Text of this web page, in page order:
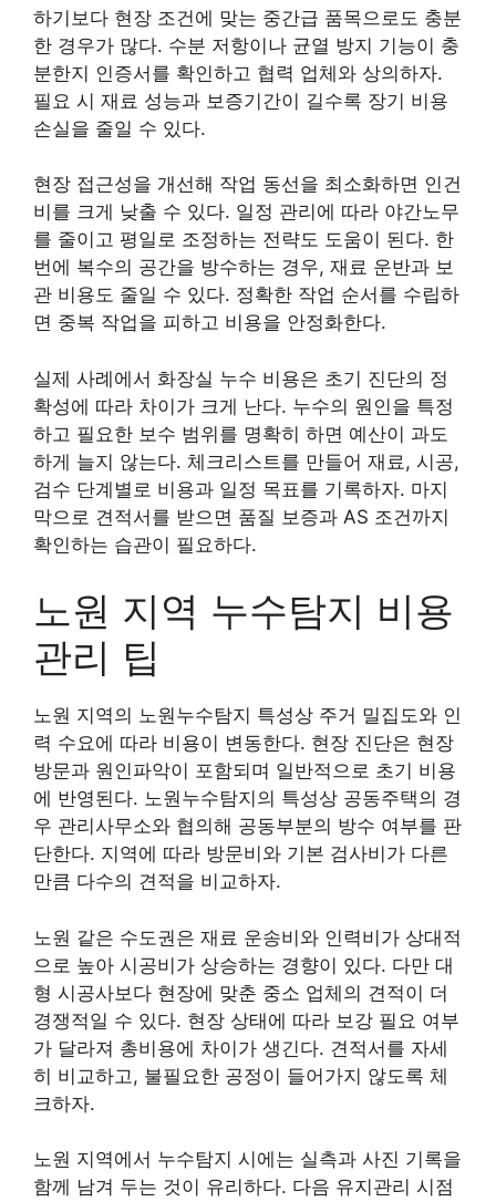
하기보다 현장 조건에 맞는 중간급 품목으로도 충분
한 경우가 많다. 수분 저항이나 균열 방지 기능이 충
분한지 인증서를 확인하고 협력 업체와 상의하자.
필요 시 재료 성능과 보증기간이 길수록 장기 비용
손실을 줄일 수 있다.
현장 접근성을 개선해 작업 동선을 최소화하면 인건
비를 크게 낮출 수 있다. 일정 관리에 따라 야간노무
를 줄이고 평일로 조정하는 전략도 도움이 된다. 한
번에 복수의 공간을 방수하는 경우, 재료 운반과 보
관 비용도 줄일 수 있다. 정확한 작업 순서를 수립하
면 중복 작업을 피하고 비용을 안정화한다.
실제 사례에서 화장실 누수 비용은 초기 진단의 정
확성에 따라 차이가 크게 난다. 누수의 원인을 특정
하고 필요한 보수 범위를 명확히 하면 예산이 과도
하게 늘지 않는다. 체크리스트를 만들어 재료, 시공,
검수 단계별로 비용과 일정 목표를 기록하자. 마지
막으로 견적서를 받으면 품질 보증과 AS 조건까지
확인하는 습관이 필요하다.
노원 지역 누수탐지 비용
관리 팁
노원 지역의 노원누수탐지 특성상 주거 밀집도와 인
력 수요에 따라 비용이 변동한다. 현장 진단은 현장
방문과 원인파악이 포함되며 일반적으로 초기 비용
에 반영된다. 노원누수탐지의 특성상 공동주택의 경
우 관리사무소와 협의해 공동부분의 방수 여부를 판
단한다. 지역에 따라 방문비와 기본 검사비가 다른
만큼 다수의 견적을 비교하자.
노원 같은 수도권은 재료 운송비와 인력비가 상대적
으로 높아 시공비가 상승하는 경향이 있다. 다만 대
형 시공사보다 현장에 맞춘 중소 업체의 견적이 더
경쟁적일 수 있다. 현장 상태에 따라 보강 필요 여부
가 달라져 총비용에 차이가 생긴다. 견적서를 자세
히 비교하고, 불필요한 공정이 들어가지 않도록 체
크하자.
노원 지역에서 누수탐지 시에는 실측과 사진 기록을
함께 남겨 두는 것이 유리하다. 다음 유지관리 시점